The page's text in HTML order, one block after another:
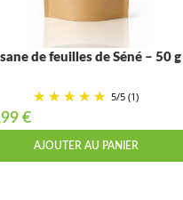
de feuilles de Séné – 50 g
5/5 (1)
€
AJOUTER AU PANIER